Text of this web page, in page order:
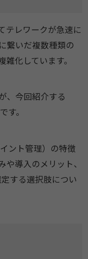
テレワークが急速に
繋いだ複数種類の
化しています。
、今回紹介する
す。
ント管理）の特徴
導入のメリット、
する選択肢につい